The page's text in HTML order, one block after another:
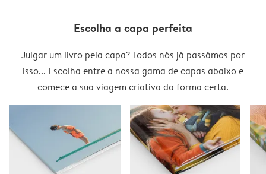
Escolha a capa perfeita
Julgar um livro pela capa? Todos nós já passámos por
isso... Escolha entre a nossa gama de capas abaixo e
comece a sua viagem criativa da forma certa.